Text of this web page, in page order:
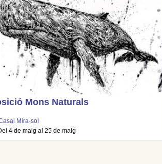
Mons Naturals
Mira-sol
4 de maig al 25 de maig